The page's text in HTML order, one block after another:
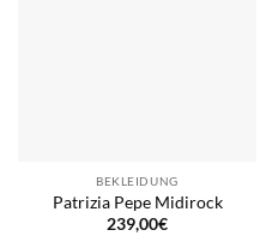
BEKLEIDUNG
Patrizia Pepe Midirock
239,00€